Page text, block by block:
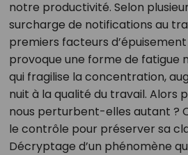
notre productivité. Selon
surcharge de notifications au
premiers facteurs
provoque une forme de fatigue
qui fragilise la concentration,
nuit à la qualité du travail. Alors
nous perturbent-elles autant ?
le contrôle pour préserver sa
Décryptage d’un phénomène